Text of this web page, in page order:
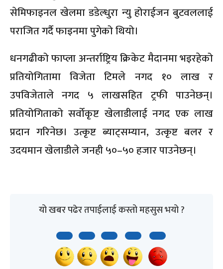
सेमिफाइनल खेलमा डडेल्धुरा न्यु होराईजन बुटवललाई
पराजित गर्दै फाइनमा पुगेको थियो।
धनगढीको फाप्ला अन्तर्राष्ट्रिय क्रिकेट मैदानमा भइरहेको
प्रतियोगितामा विजेता टिमले नगद १० लाख र
उपविजेताले नगद ५ लाखसहित ट्रफी पाउनेछन्।
प्रतियोगिताको सर्वोकृष्ट खेलाडीलाई नगद एक लाख
प्रदान गरिनेछ। उत्कृष्ट ब्याट्सम्यान, उत्कृष्ट बलर र
उदयमान खेलाडीले जनही ५०–५० हजार पाउनेछन्।
यो खबर पढेर तपाईलाई कस्तो महसुस भयो ?